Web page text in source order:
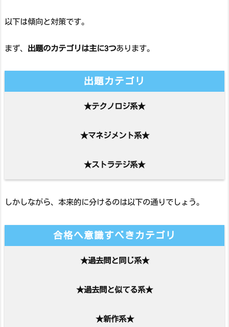
以下は傾向と対策です。
まず、 出題のカテゴリは主に3つあります。
出題カテゴリ
★テクノロジ系★
★マネジメント系★
★ストラテジ系★
しかしながら、本来的に分けるのは以下の通りでしょう。
合格へ意識すべきカテゴリ
★過去問と同じ系★
★過去問と似てる系★
★新作系★